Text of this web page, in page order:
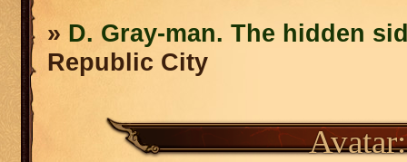
» D. Gray-man. The hidden
Republic City